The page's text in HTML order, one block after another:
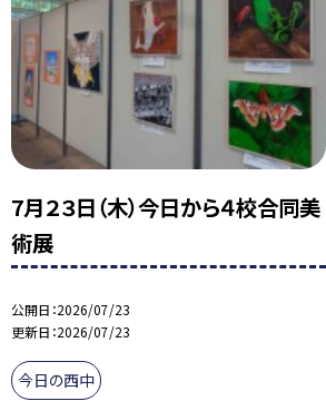
7月２３日（木）今日から４校合同美
術展
公開日 2026/07/23
更新日 2026/07/23
今日の西中